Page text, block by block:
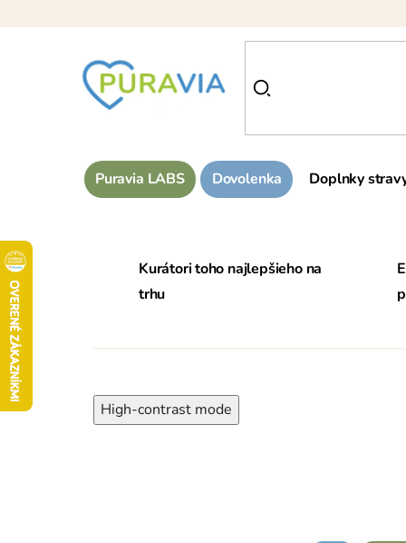
Puravia LABS Dovolenka Doplnky
z
o
Kurátori toho najlepšieho na
trhu
High-contrast mode